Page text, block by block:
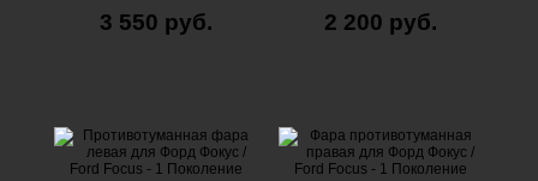
3 550 руб. 2 200 руб.